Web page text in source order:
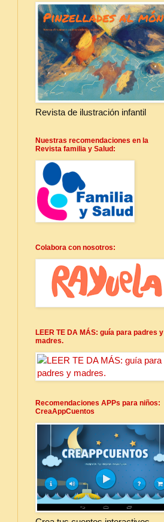
Revista de ilustración infantil
Nuestras recomendaciones en la
Revista familia y Salud:
Colabora con nosotros:
LEER TE DA MÁS: guía para padres y
madres.
Recomendaciones APPs para niños:
CreaAppCuentos